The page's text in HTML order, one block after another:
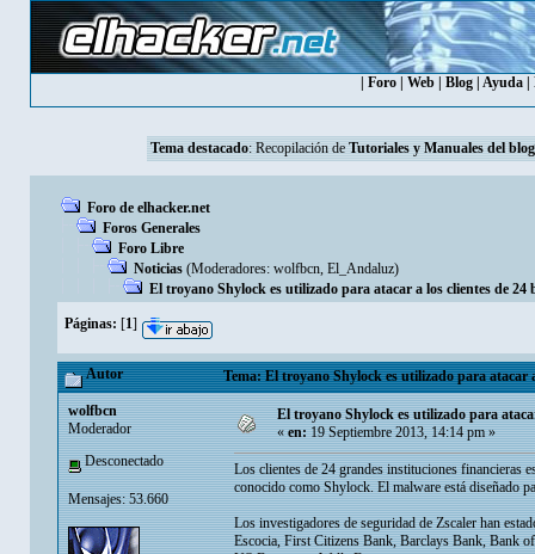
Foro| Web| Blog| Ayuda|
Tema destacado: Recopilación de Tutoriales y Manuales del blog
Foro de elhacker.net
Foros Generales
Foro Libre
Noticias (Moderadores: wolfbcn, El_Andaluz)
El troyano Shylock es utilizado para atacar a los clientes de 24
Páginas: [1]
Autor Tema: El troyano Shylock es utilizado para atacar
wolfbcn
Moderador
Desconectado
Mensajes: 53.660
El troyano Shylock es utilizado para
«en:19 Septiembre 2013, 14:14 pm »
Los clientes de 24 grandes instituciones financieras
conocido como Shylock. El malware está diseñado
Los investigadores de seguridad de Zscaler han
Escocia, First Citizens Bank, Barclays Bank, Bank